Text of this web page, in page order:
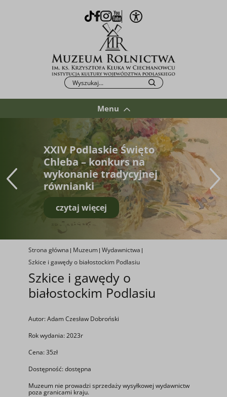
TikTok
Facebook
Instagram
YoutubeOtwórz opcje WCAG
Po kliknięciu przycisku fraza zostanie
Szukaj
Menu
XXIV Podlaskie Święto
Chleba – konkurs na
wykonanie tradycyjnej
równianki
czytaj więcej
Strona główna Muzeum Wydawnictwa
Szkice i gawędy o białostockim Podlasiu
Szkice i gawędy o
białostockim Podlasiu
Autor: Adam Czesław Dobroński
Rok wydania: 2023r
Cena: 35zł
Dostępność: dostępna
Muzeum nie prowadzi sprzedaży wysyłkowej wydawnictw
poza granicami kraju.